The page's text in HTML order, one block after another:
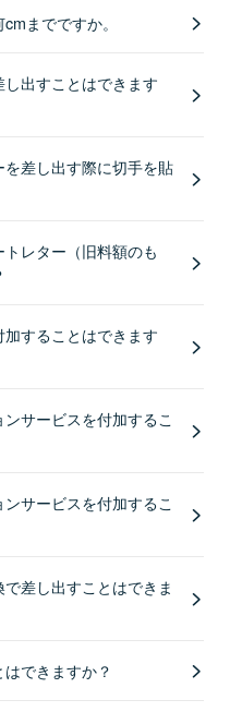
までですか。
出すことはできます
差し出す際に切手を貼
レター（旧料額のも
することはできます
サービスを付加するこ
サービスを付加するこ
差し出すことはできま
できますか？